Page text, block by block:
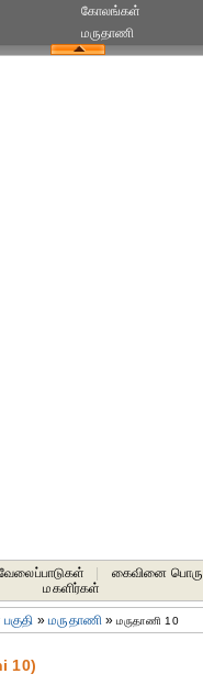
கோலங்கள்
மருதாணி
கைவினை
மகளிர்கள்
»மருதாணி»மருதாணி 10
10)